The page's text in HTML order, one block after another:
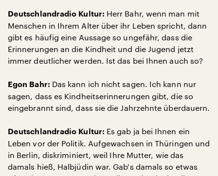
Deutschlandradio Kultur: Herr Bahr, wenn man mit
Menschen in Ihrem Alter über ihr Leben spricht, dann
gibt es häufig eine Aussage so ungefähr, dass die
Erinnerungen an die Kindheit und die Jugend jetzt
immer deutlicher werden. Ist das bei Ihnen auch so?
Egon Bahr: Das kann ich nicht sagen. Ich kann nur
sagen, dass es Kindheitserinnerungen gibt, die so
eingebrannt sind, dass sie die Jahrzehnte überdauern.
Deutschlandradio Kultur: Es gab ja bei Ihnen ein
Leben vor der Politik. Aufgewachsen in Thüringen und
in Berlin, diskriminiert, weil Ihre Mutter, wie das
damals hieß, Halbjüdin war. Gab's damals so etwas